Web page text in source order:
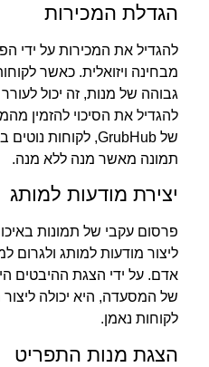
הגדלת המכירות
להגדיל את המכירות על ידי
מבחינה ויזואלית. כאשר
גבוהה של מנות, זה יכול
להגדיל את הסיכוי להזמין
תמונה מאשר מנה ללא מנה.
יצירת מודעות למותג
פרסום עקבי של תמונות
ליצור מודעות למותג
אדם. על ידי הצגת ההיבטים
של המסעדה, היא יכולה
לקוחות נאמן.
הצגת מנות התפריט